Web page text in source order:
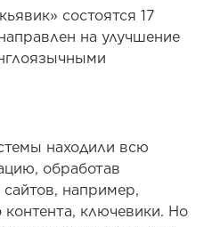
состоятся 17
на улучшение
находили всю
обработав
сайтов, например,
контента, ключевики. Но